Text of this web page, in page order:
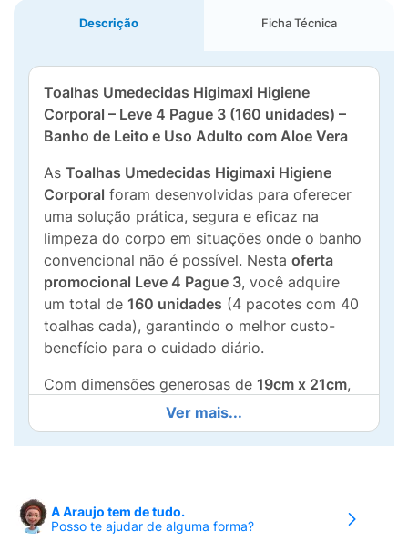
Descrição Ficha Técnica
Toalhas Umedecidas Higimaxi Higiene
Corporal – Leve 4 Pague 3 (160 unidades) –
Banho de Leito e Uso Adulto com Aloe Vera
As Toalhas Umedecidas Higimaxi Higiene
Corporal foram desenvolvidas para oferecer
uma solução prática, segura e eficaz na
limpeza do corpo em situações onde o banho
convencional não é possível. Nesta oferta
promocional Leve 4 Pague 3, você adquire
um total de 160 unidades (4 pacotes com 40
toalhas cada), garantindo o melhor custo-
benefício para o cuidado diário.
Com dimensões generosas de 19cm x 21cm,
cada toalha é espessa e resistente, sendo
perfeita para obanho de leitoem pacientes
acamados ou para a higiene rápida de adultos
protege a pele, e é totalmente
livre de álcool
etílico e parabenos , minimizando o risco de
Ver mais...
A Araujo tem de tudo.
Posso te ajudar de alguma forma?